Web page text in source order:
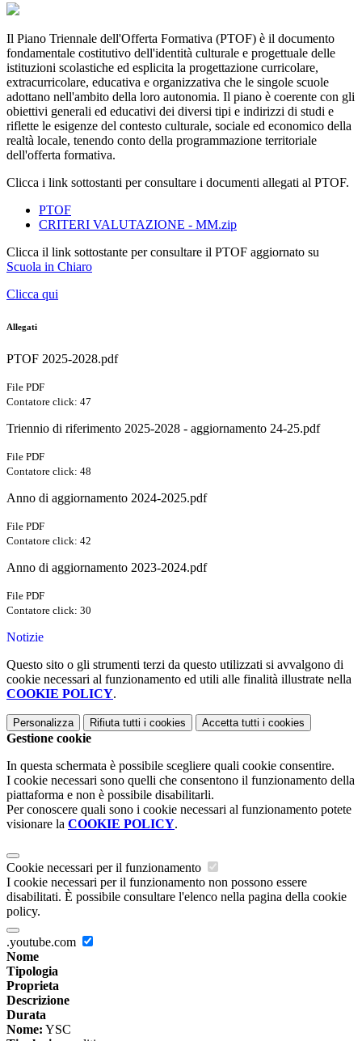
Il Piano Triennale dell'Offerta Formativa (PTOF) è il documento
fondamentale costitutivo dell'identità culturale e progettuale delle
istituzioni scolastiche ed esplicita la progettazione curricolare,
extracurricolare, educativa e organizzativa che le singole scuole
adottano nell'ambito della loro autonomia. Il piano è coerente con gli
obiettivi generali ed educativi dei diversi tipi e indirizzi di studi e
riflette le esigenze del contesto culturale, sociale ed economico della
realtà locale, tenendo conto della programmazione territoriale
dell'offerta formativa.
Clicca i link sottostanti per consultare i documenti allegati al PTOF.
PTOF
CRITERI VALUTAZIONE - MM.zip
Clicca il link sottostante per consultare il PTOF aggiornato su
Scuola in Chiaro
Clicca qui
Allegati
PTOF 2025-2028.pdf
File PDF
Contatore click: 47
Triennio di riferimento 2025-2028 - aggiornamento 24-25.pdf
File PDF
Contatore click: 48
Anno di aggiornamento 2024-2025.pdf
File PDF
Contatore click: 42
Anno di aggiornamento 2023-2024.pdf
File PDF
Contatore click: 30
Notizie
Questo sito o gli strumenti terzi da questo utilizzati si avvalgono di
cookie necessari al funzionamento ed utili alle finalità illustrate nella
COOKIE POLICY.
Personalizza Rifiuta tutti i cookies Accetta tutti i cookies
Gestione cookie
In questa schermata è possibile scegliere quali cookie consentire.
I cookie necessari sono quelli che consentono il funzionamento della
piattaforma e non è possibile disabilitarli.
Per conoscere quali sono i cookie necessari al funzionamento potete
visionare la COOKIE POLICY.
Cookie necessari per il funzionamento
I cookie necessari per il funzionamento non possono essere
disabilitati. È possibile consultare l'elenco nella pagina della cookie
policy.
.youtube.com
Nome
Tipologia
Proprieta
Descrizione
Durata
Nome: YSC